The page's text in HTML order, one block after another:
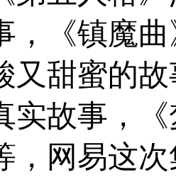
，《镇魔
又甜蜜的
实故事，
，网易这